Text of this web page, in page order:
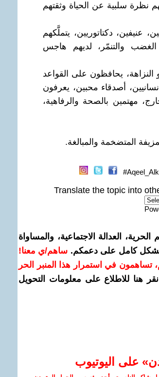
نظرة سلبية عن الحياة وثقتهم
عنيفين، دكتاتوريين، يتملَّكهم
والتنمّر، لديهم هاجس
النزاهة، يحافظون على القواعد
أصدقاء محبين، يعرفون
مهتمين بالصحة والرفاهية،
المتضخمة والمبالغة.
Translate the topic into
العدالة الاجتماعية، والمساواة
بشكل كامل على دعمكم. ساهم/ي معنا!
تساهمون في استمرار هذا المنبر الحر
انقر هنا للاطلاع على معلومات التحويل
على اليوتيوب